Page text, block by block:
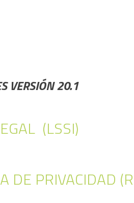
VERSIÓN 20.1
(LSSI)
DE PRIVACIDAD